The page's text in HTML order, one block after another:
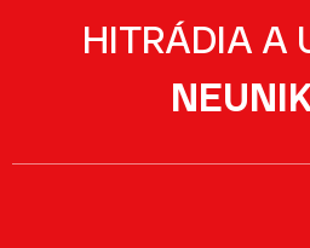
HITRÁDIA A